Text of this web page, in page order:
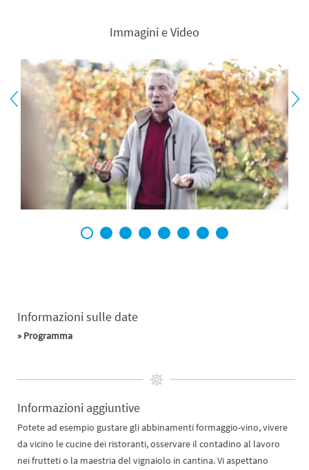
Immagini e Video
1 2 3 4 5 6 7 8
Informazioni sulle date
» Programma
Informazioni aggiuntive
Potete ad esempio gustare gli abbinamenti formaggio-vino, vivere
da vicino le cucine dei ristoranti, osservare il contadino al lavoro
nei frutteti o la maestria del vignaiolo in cantina. Vi aspettano